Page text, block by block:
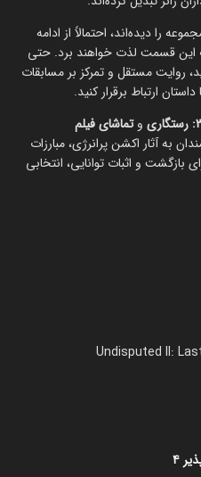
را دیده‌اند، احتمالاً از ادامه
قسمت لذت خواهند برد. حتی
روایت مستقل و تمرکز بر مسابقات
ارتباط برقرار کنید.
وتماشای فیلم
به آثار اکشن پرانرژی، مبارزات
بازگشت و اثبات توانایی، انتخابی
Undisputed II:
۴